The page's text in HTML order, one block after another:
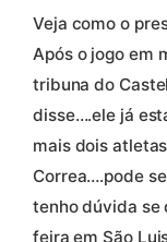
Veja como o
Após o jogo em
tribuna do
disse….ele já
mais dois
Correa….pode
tenho dúvida se
feira em São